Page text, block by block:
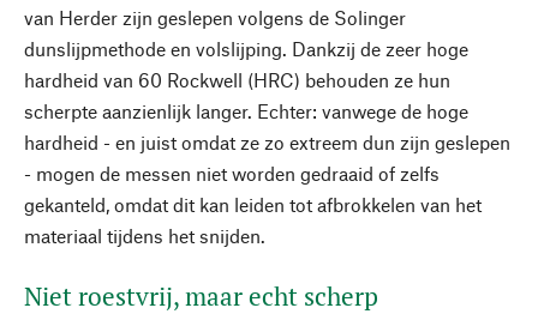
van Herder zijn geslepen volgens de Solinger
dunslijpmethode en volslijping. Dankzij de zeer hoge
hardheid van 60 Rockwell (HRC) behouden ze hun
scherpte aanzienlijk langer. Echter: vanwege de hoge
hardheid - en juist omdat ze zo extreem dun zijn geslepen
- mogen de messen niet worden gedraaid of zelfs
gekanteld, omdat dit kan leiden tot afbrokkelen van het
materiaal tijdens het snijden.
Niet roestvrij, maar echt scherp